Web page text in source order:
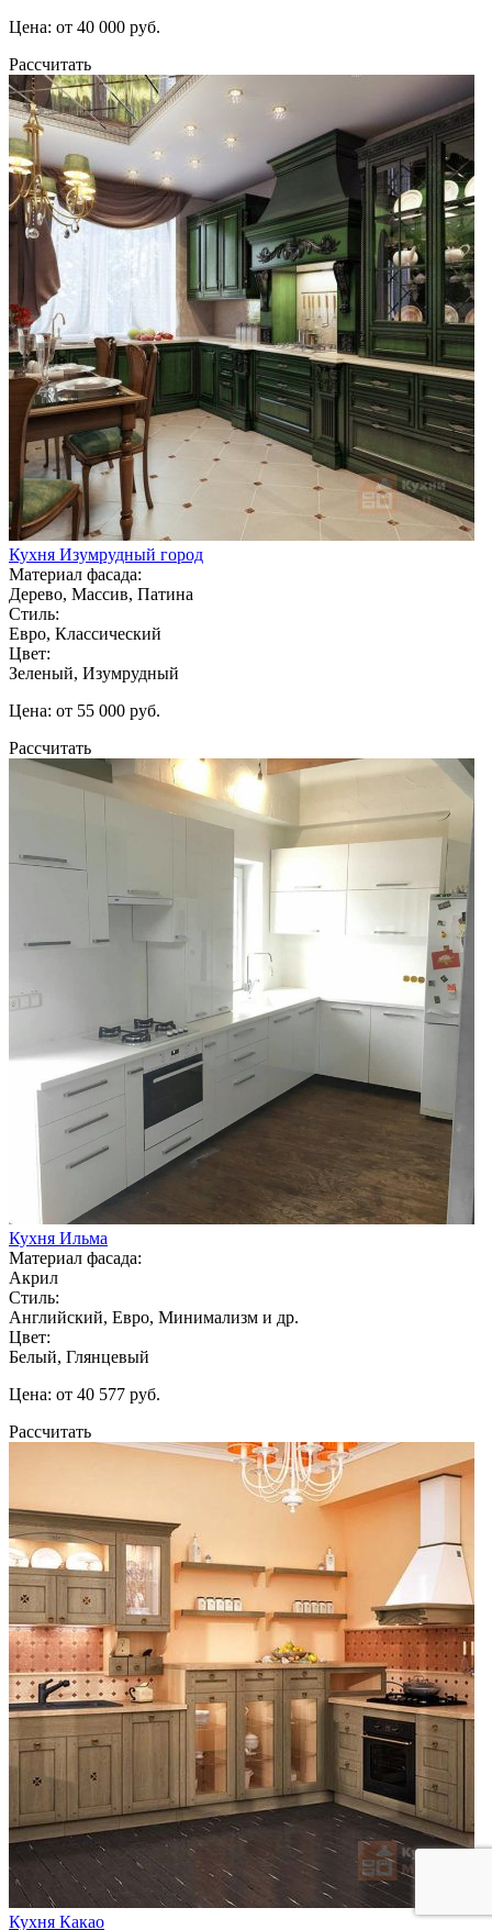
Цена: от 40 000 руб.
Рассчитать
Кухня Изумрудный город
Материал фасада:
Дерево, Массив, Патина
Стиль:
Евро, Классический
Цвет:
Зеленый, Изумрудный
Цена: от 55 000 руб.
Рассчитать
Кухня Ильма
Материал фасада:
Акрил
Стиль:
Английский, Евро, Минимализм и др.
Цвет:
Белый, Глянцевый
Цена: от 40 577 руб.
Рассчитать
Кухня Какао